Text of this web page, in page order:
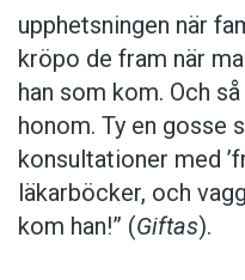
upphetsningen när
kröpo de fram när
han som kom. Och
honom. Ty en gosse
konsultationer med
läkarböcker, och
kom han!” (Giftas).